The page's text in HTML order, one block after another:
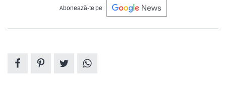
Abonează-te pe